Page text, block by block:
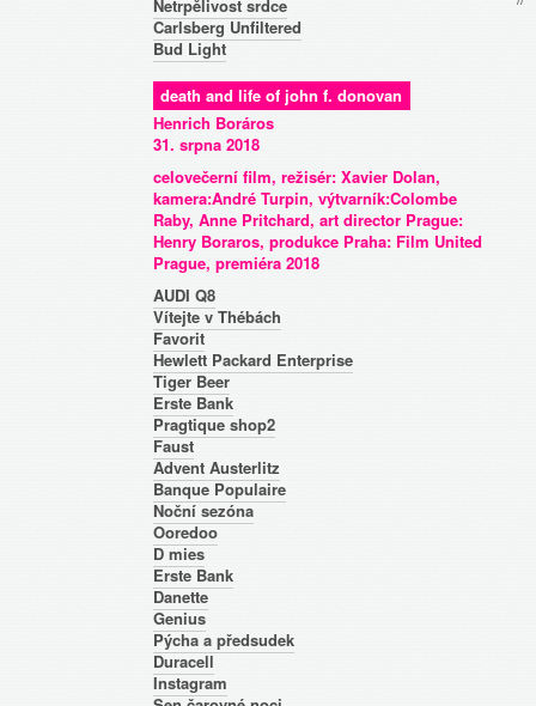
Netrpělivost srdce
Carlsberg Unfiltered
Bud Light
death and life of john f. donovan
Henrich Boráros
31. srpna 2018
celovečerní film, režisér: Xavier Dolan,
kamera:André Turpin, výtvarník:Colombe
Raby, Anne Pritchard, art director Prague:
Henry Boraros, produkce Praha: Film United
Prague, premiéra 2018
AUDI Q8
Vítejte v Thébách
Favorit
Hewlett Packard Enterprise
Tiger Beer
Erste Bank
Pragtique shop2
Faust
Advent Austerlitz
Banque Populaire
Noční sezóna
Ooredoo
D mies
Erste Bank
Danette
Genius
Pýcha a předsudek
Duracell
Instagram